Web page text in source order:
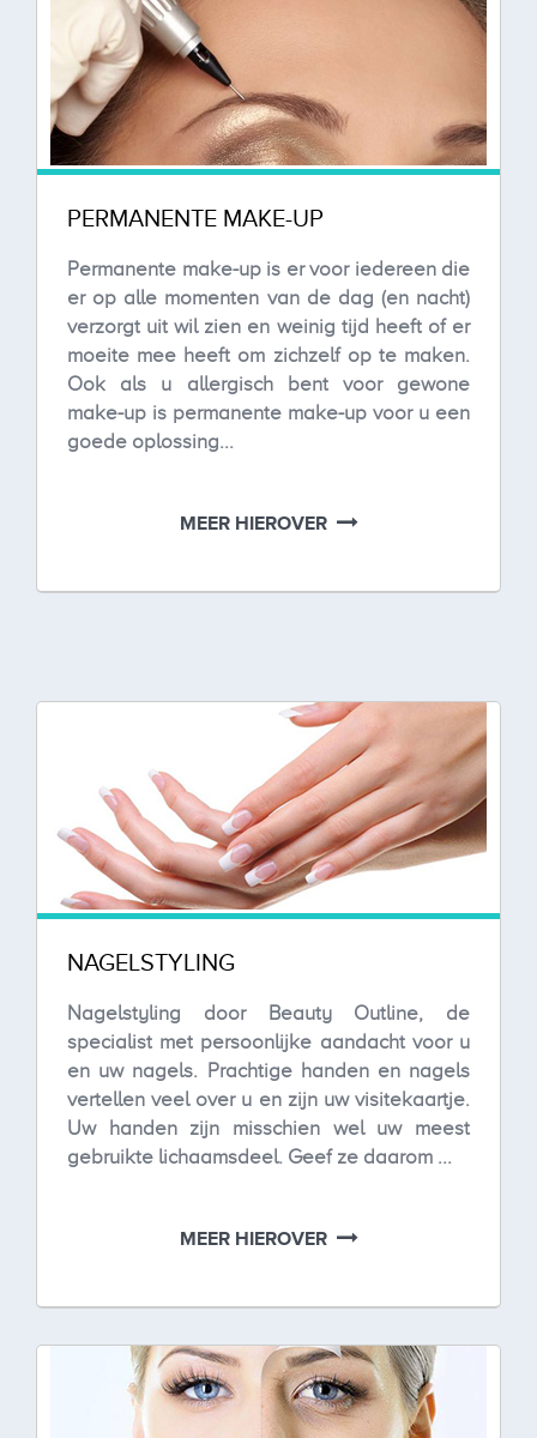
PERMANENTE MAKE-UP
Permanente make-up is er voor iedereen die
er op alle momenten van de dag (en nacht)
verzorgt uit wil zien en weinig tijd heeft of er
moeite mee heeft om zichzelf op te maken.
Ook als u allergisch bent voor gewone
make-up is permanente make-up voor u een
goede oplossing...
MEER HIEROVER
NAGELSTYLING
Nagelstyling door Beauty Outline, de
specialist met persoonlijke aandacht voor u
en uw nagels. Prachtige handen en nagels
vertellen veel over u en zijn uw visitekaartje.
Uw handen zijn misschien wel uw meest
gebruikte lichaamsdeel. Geef ze daarom ...
MEER HIEROVER